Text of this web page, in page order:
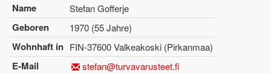
Name Ste­fan Gof­fer­je
Ge­bo­ren 1970 (55 Jahre)
Wohn­haft in FIN-37600 Val­kea­koski (Pir­kan­maa)
E-Mail stefan@​tur​vava​rust​eet.​fi